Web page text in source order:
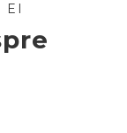
EI